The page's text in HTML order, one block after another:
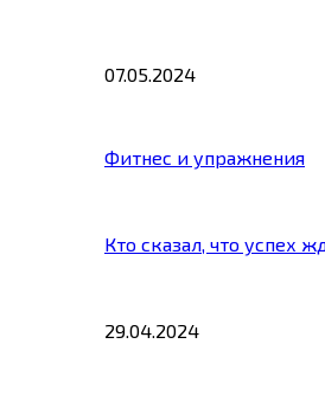
07.05.2024
Фитнес и упражнения
Кто сказал, что успех
29.04.2024